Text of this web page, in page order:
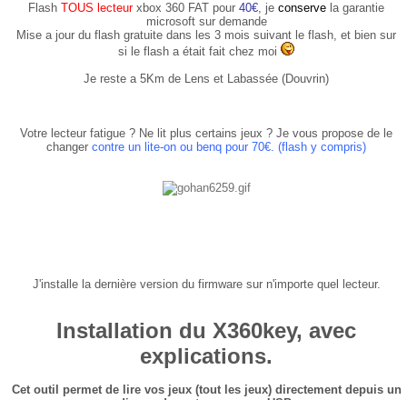
Flash TOUS lecteur xbox 360 FAT pour 40€, je conserve la garantie
microsoft sur demande
Mise a jour du flash gratuite dans les 3 mois suivant le flash, et bien sur
si le flash a était fait chez moi
Je reste a 5Km de Lens et Labassée (Douvrin)
Votre lecteur fatigue ? Ne lit plus certains jeux ? Je vous propose de le
changer contre un lite-on ou benq pour 70€. (flash y compris)
J'installe la dernière version du firmware sur n'importe quel lecteur.
Installation du X360key, avec
explications.
Cet outil permet de lire vos jeux (tout les jeux) directement depuis un